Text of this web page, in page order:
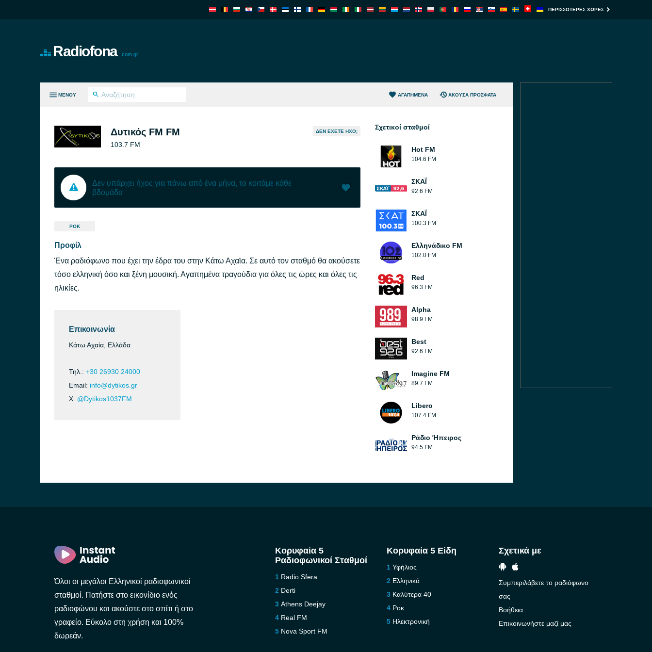
ΠΕΡΙΣΣΌΤΕΡΕΣ ΧΏΡΕΣ
Radiofona .com.gr
ΜΕΝΟΎ ΑΓΑΠΗΜΈΝΑ ΆΚΟΥΣΑ ΠΡΌΣΦΑΤΑ
Δυτικός FM FM
103.7 FM
ΔΕΝ ΈΧΕΤΕ ΉΧΟ;
Δεν υπάρχει ήχος για πάνω από ένα μήνα, το κοιτάμε κάθε
βδομάδα
ΡΟΚ
Προφίλ
Ένα ραδιόφωνο που έχει την έδρα του στην Κάτω Αχαϊα. Σε αυτό τον σταθμό θα ακούσετε
τόσο ελληνική όσο και ξένη μουσική. Αγαπημένα τραγούδια για όλες τις ώρες και όλες τις
ηλικίες.
Επικοινωνία
Κάτω Αχαία, Ελλάδα
Τηλ.: +30 26930 24000
Email: info@dytikos.gr
X: @Dytikos1037FM
Σχετικοί σταθμοί
Hot FM
104.6 FM
ΣΚΑΪ
92.6 FM
ΣΚΑΪ
100.3 FM
Ελληνάδικο FM
102.0 FM
Red
96.3 FM
Alpha
98.9 FM
Best
92.6 FM
Imagine FM
89.7 FM
Libero
107.4 FM
Ράδιο Ήπειρος
94.5 FM
Όλοι οι μεγάλοι Ελληνικοί ραδιοφωνικοί
σταθμοί. Πατήστε στο εικονίδιο ενός
ραδιοφώνου και ακούστε στο σπίτι ή στο
γραφείο. Εύκολο στη χρήση και 100%
δωρεάν.
Κορυφαία 5
Ραδιοφωνικοί Σταθμοί
Radio Sfera
Derti
Athens Deejay
Real FM
Nova Sport FM
Κορυφαία 5 Είδη
Υφήλιος
Ελληνικά
Καλύτερα 40
Ροκ
Ηλεκτρονική
Σχετικά με
Συμπεριλάβετε το ραδιόφωνο
σας
Βοήθεια
Επικοινωνήστε μαζί μας